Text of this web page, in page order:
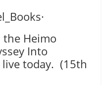
·
the Heimo
Into
live today. (15th